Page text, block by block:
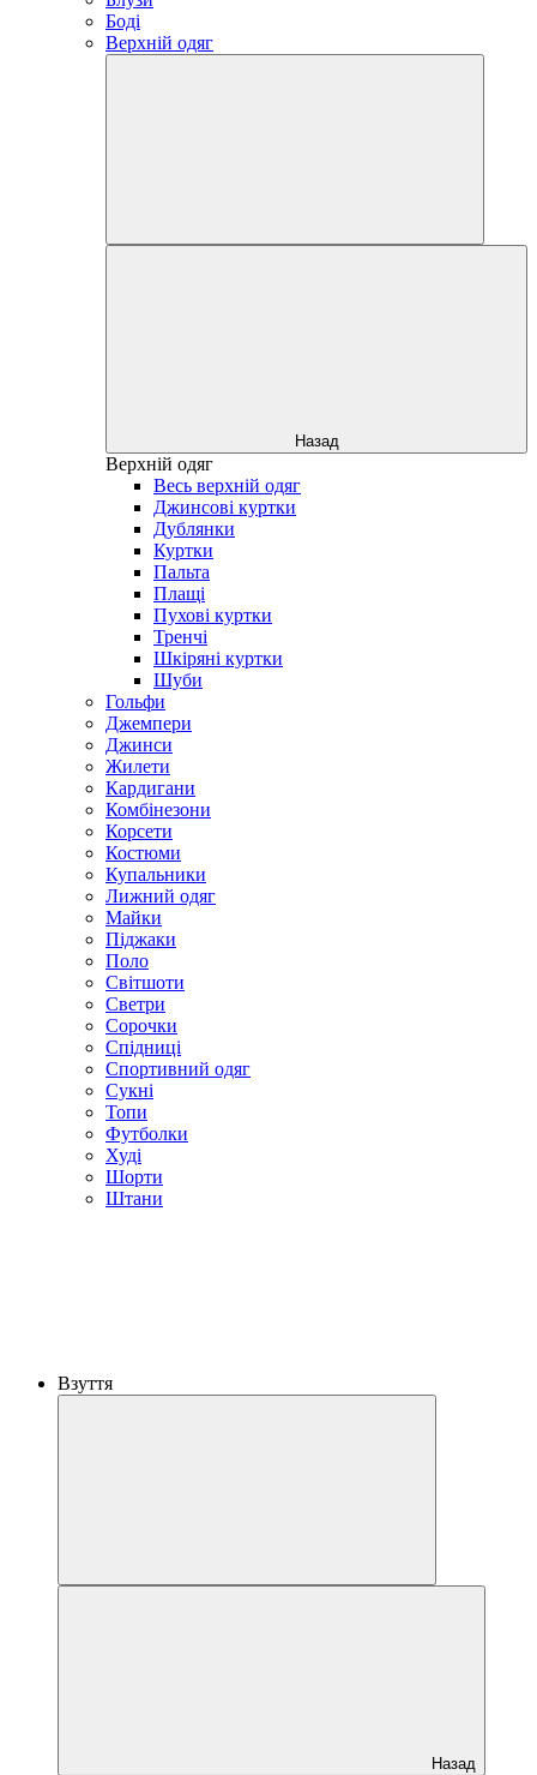
Боді
Верхній одяг
Назад
Верхній одяг
Весь верхній одяг
Джинсові куртки
Дублянки
Куртки
Пальта
Плащі
Пухові куртки
Тренчі
Шкіряні куртки
Шуби
Гольфи
Джемпери
Джинси
Жилети
Кардигани
Комбінезони
Корсети
Костюми
Купальники
Лижний одяг
Майки
Піджаки
Поло
Світшоти
Светри
Сорочки
Спідниці
Спортивний одяг
Сукні
Топи
Футболки
Худі
Шорти
Штани
Взуття
Назад